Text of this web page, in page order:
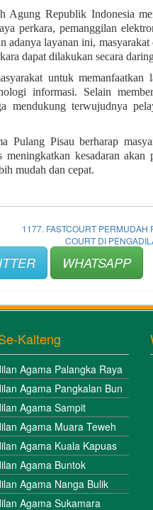
Agung Republik Indonesia
perkara, pemanggilan
adanya layanan ini,
dapat dilakukan secara
untuk memanfaatkan
informasi. Selain
mendukung terwujudnya
Pisau berharap
kesadaran akan
mudah dan cepat.
1177. FASTCOURT PERMUDAH
COURT DI
WHATSAPP
Kalteng
Agama Palangka Raya
Agama Pangkalan Bun
Agama Sampit
Agama Muara Teweh
Agama Kuala Kapuas
Agama Buntok
Agama Nanga Bulik
Agama Sukamara